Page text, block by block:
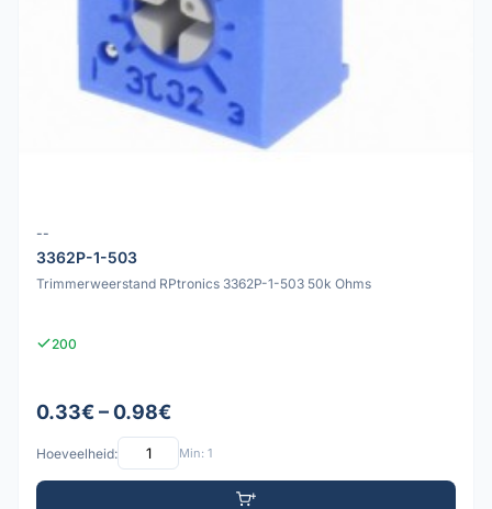
--
3362P-1-503
Trimmerweerstand RPtronics 3362P-1-503 50k Ohms
200
0.33€ – 0.98€
Hoeveelheid: Min: 1